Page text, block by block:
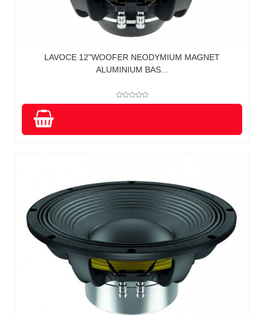
LAVOCE 12"WOOFER NEODYMIUM MAGNET
ALUMINIUM BAS...